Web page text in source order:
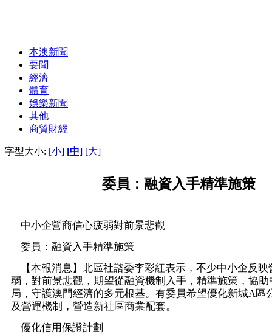
本澳新聞
要聞
經濟
體育
娛樂新聞
其他
商貿財經
字型大小: [小] [中] [大]
委員：融資入手精準施策
中小企營商信心疲弱對前景悲觀
委員：融資入手精準施策
【本報消息】北區社諮委李彩紅表示，不少中小企反映
弱，對前景悲觀，期望從融資機制入手，精準施策，協
局，守護澳門經濟的多元根基。有委員希望優化新城A區
及營運機制，營造新社區商業配套。
優化信用保證計劃